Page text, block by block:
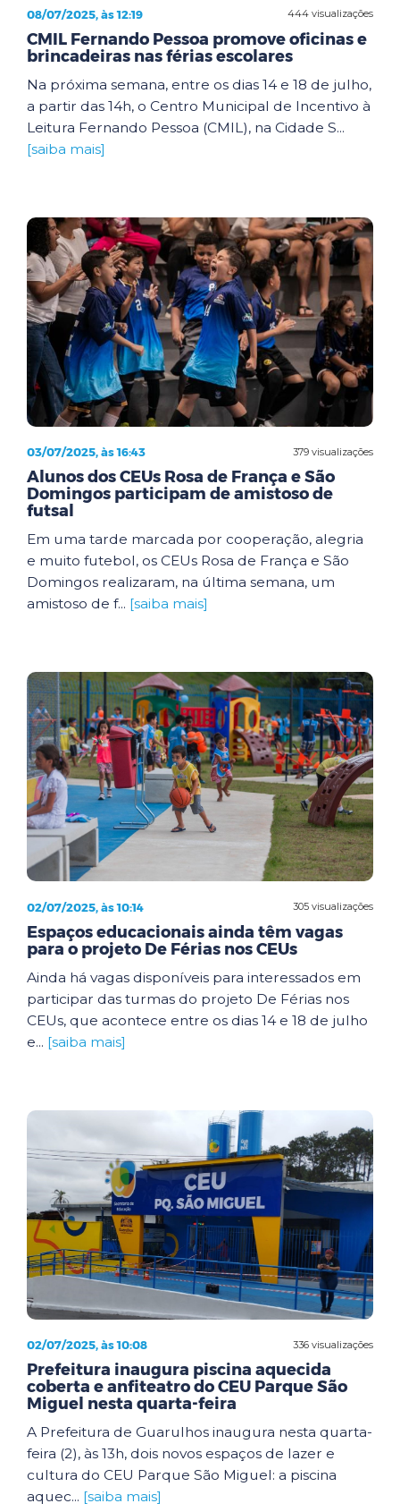
444 visualizações
08/07/2025, às 12:19
CMIL Fernando Pessoa promove oficinas e
brincadeiras nas férias escolares
Na próxima semana, entre os dias 14 e 18 de julho,
a partir das 14h, o Centro Municipal de Incentivo à
Leitura Fernando Pessoa (CMIL), na Cidade S...
[saiba mais]
379 visualizações
03/07/2025, às 16:43
Alunos dos CEUs Rosa de França e São
Domingos participam de amistoso de
futsal
Em uma tarde marcada por cooperação, alegria
e muito futebol, os CEUs Rosa de França e São
Domingos realizaram, na última semana, um
amistoso de f... [saiba mais]
305 visualizações
02/07/2025, às 10:14
Espaços educacionais ainda têm vagas
para o projeto De Férias nos CEUs
Ainda há vagas disponíveis para interessados em
participar das turmas do projeto De Férias nos
CEUs, que acontece entre os dias 14 e 18 de julho
e... [saiba mais]
336 visualizações
02/07/2025, às 10:08
Prefeitura inaugura piscina aquecida
coberta e anfiteatro do CEU Parque São
Miguel nesta quarta-feira
A Prefeitura de Guarulhos inaugura nesta quarta-
feira (2), às 13h, dois novos espaços de lazer e
cultura do CEU Parque São Miguel: a piscina
aquec... [saiba mais]